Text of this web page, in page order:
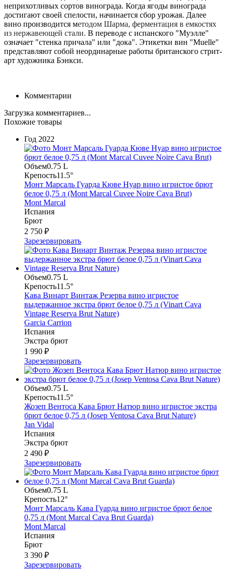
неприхотливых сортов винограда. Когда ягоды винограда
достигают своей спелости, начинается сбор урожая. Далее
вино производится методом Шарма, ферментация в емкостях
из нержавеющей стали. В переводе с испанского "Муэлле"
означает "стенка причала" или "дока". Этикетки вин "Muelle"
представляют собой неординарные работы британского стрит-
арт художника Бэнкси.
Комментарии
Загрузка комментариев...
Похожие товары
Год 2022
Объем0.75 L
Крепость11.5°
Монт Марсаль Гуарда Кюве Нуар вино игристое брют
белое 0,75 л (Mont Marcal Cuvee Noire Cava Brut)
Mont Marcal
Испания
Брют
2 750 ₽
Зарезервировать
Объем0.75 L
Крепость11.5°
Кава Винарт Винтаж Резерва вино игристое
выдержанное экстра брют белое 0,75 л (Vinart Cava
Vintage Reserva Brut Nature)
Garcia Carrion
Испания
Экстра брют
1 990 ₽
Зарезервировать
Объем0.75 L
Крепость11.5°
Жозеп Вентоса Кава Брют Натюр вино игристое экстра
брют белое 0,75 л (Josep Ventosa Cava Brut Nature)
Jan Vidal
Испания
Экстра брют
2 490 ₽
Зарезервировать
Объем0.75 L
Крепость12°
Монт Марсаль Кава Гуарда вино игристое брют белое
0,75 л (Mont Marcal Cava Brut Guarda)
Mont Marcal
Испания
Брют
3 390 ₽
Зарезервировать